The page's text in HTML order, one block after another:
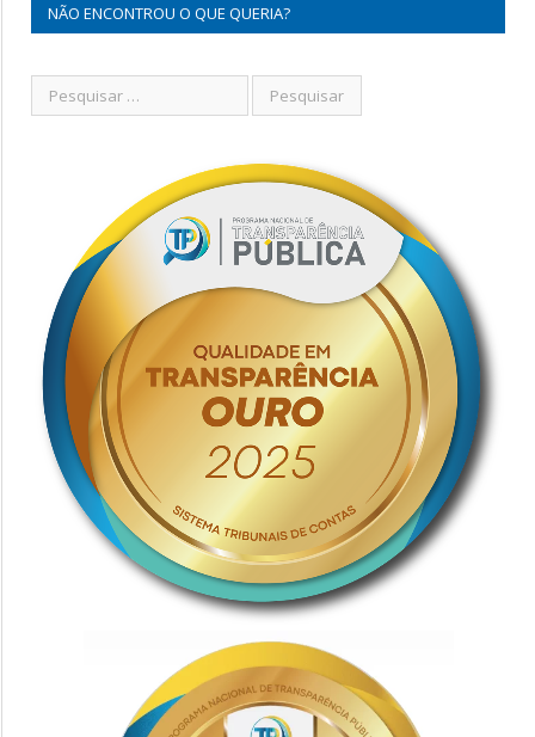
NÃO ENCONTROU O QUE QUERIA?